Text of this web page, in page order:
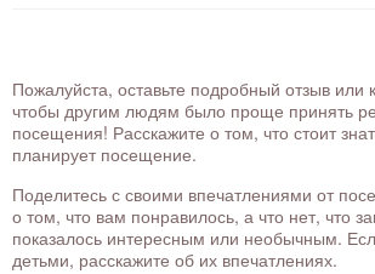
Пожалуйста, оставьте подробный отзыв или
чтобы другим людям было проще принять
посещения! Расскажите о том, что стоит
планирует посещение.
Поделитесь с своими впечатлениями от
о том, что вам понравилось, а что нет, что
показалось интересным или необычным.
детьми, расскажите об их впечатлениях.